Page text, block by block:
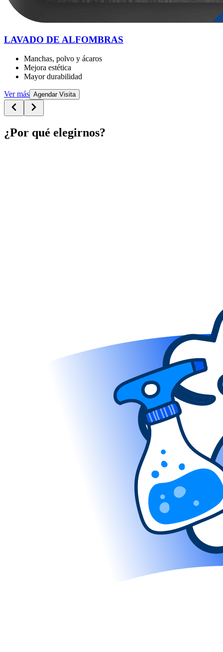
LAVADO DE ALFOMBRAS
Manchas, polvo y ácaros
Mejora estética
Mayor durabilidad
Ver más Agendar Visita
¿Por qué elegirnos?